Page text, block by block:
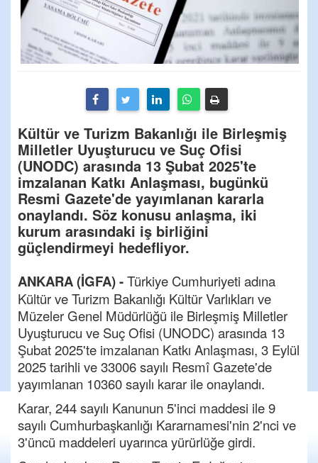
Kültür ve Turizm Bakanlığı ile Birleşmiş
Milletler Uyuşturucu ve Suç Ofisi
(UNODC) arasında 13 Şubat 2025'te
imzalanan Katkı Anlaşması, bugünkü
Resmi Gazete'de yayımlanan kararla
onaylandı. Söz konusu anlaşma, iki
kurum arasındaki iş birliğini
güçlendirmeyi hedefliyor.
ANKARA (İGFA) -Türkiye Cumhuriyeti adına
Kültür ve Turizm Bakanlığı Kültür Varlıkları ve
Müzeler Genel Müdürlüğü ile Birleşmiş Milletler
Uyuşturucu ve Suç Ofisi (UNODC) arasında 13
Şubat 2025'te imzalanan Katkı Anlaşması, 3 Eylül
2025 tarihli ve 33006 sayılı Resmî Gazete'de
yayımlanan 10360 sayılı karar ile onaylandı.
Karar, 244 sayılı Kanunun 5'inci maddesi ile 9
sayılı Cumhurbaşkanlığı Kararnamesi'nin 2'nci ve
3'üncü maddeleri uyarınca yürürlüğe girdi.